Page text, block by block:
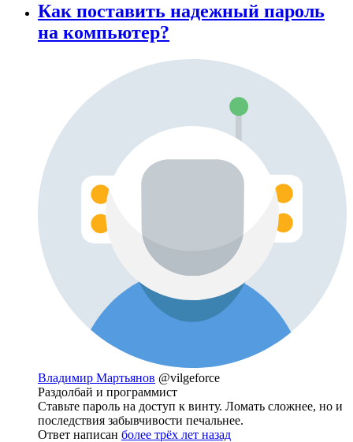
Как поставить надежный пароль
на компьютер?
Владимир Мартьянов @vilgeforce
Раздолбай и программист
Ставьте пароль на доступ к винту. Ломать сложнее, но и
последствия забывчивости печальнее.
Ответ написан более трёх лет назад